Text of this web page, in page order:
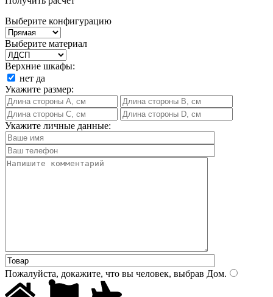
Выберите конфигурацию
Выберите материал
Верхние шкафы:
нет да
Укажите размер:
Укажите личные данные:
Пожалуйста, докажите, что вы человек, выбрав Дом.